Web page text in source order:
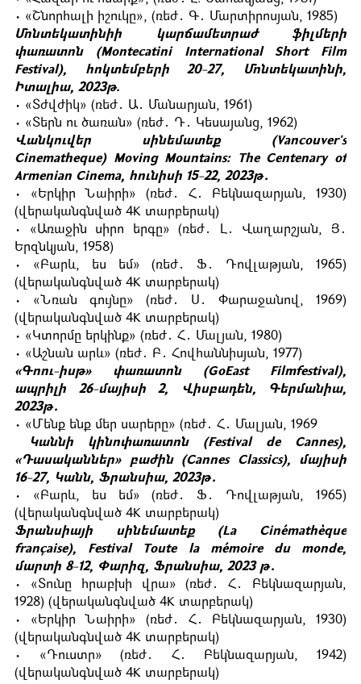
• «Շնորհալի իշուկը», (ռեժ․ Գ․ Մարտիրոսյան, 1985)
Մոնտեկատինիի կարճամետրաժ ֆիլմերի
փառատոն (Montecatini International Short Film
Festival), հոկտեմբերի 20-27, Մոնտեկատինի,
Իտալիա, 2023թ.
• «Տժվժիկ» (ռեժ․ Ա․ Մանարյան, 1961)
• «Տերն ու ծառան» (ռեժ․ Դ․ Կեսայանց, 1962)
Վանկուվեր սինեմատեք (Vancouver's
Cinematheque) Moving Mountains: The Centenary of
Armenian Cinema, հունիսի 15-22, 2023թ․
• «Երկիր Նաիրի» (ռեժ․ Հ․ Բեկնազարյան, 1930)
(վերականգնված 4K տարբերակ)
• «Առաջին սիրո երգը» (ռեժ․ Լ․ Վաղարշյան, Յ․
Երզնկյան, 1958)
• «Բարև, ես եմ» (ռեժ․ Ֆ․ Դովլաթյան, 1965)
(վերականգնված 4K տարբերակ)
• «Նռան գույնը» (ռեժ․ Ս․ Փարաջանով, 1969)
(վերականգնված 4K տարբերակ)
• «Կտորմը երկինք» (ռեժ․ Հ․ Մալյան, 1980)
• «Աշնան արև» (ռեժ․ Բ․ Հովհաննիսյան, 1977)
«Գոու-իսթ» փառատոն (GoEast Filmfestival),
ապրիլի 26-մայիսի 2, Վիսբադեն, Գերմանիա,
2023թ․
• «Մենք ենք մեր սարերը» (ռեժ․ Հ․ Մալյան, 1969
Կաննի կինոփառատոն (Festival de Cannes),
«Դասականներ» բաժին (Cannes Classics), մայիսի
16-27, Կանն, Ֆրանսիա, 2023թ․
• «Բարև, ես եմ» (ռեժ․ Ֆ․ Դովլաթյան, 1965)
(վերականգնված 4K տարբերակ)
Ֆրանսիայի սինեմատեք (La Cinémathèque
française), Festival Toute la mémoire du monde,
մարտի 8-12, Փարիզ, Ֆրանսիա, 2023 թ․
• «Տունը հրաբխի վրա» (ռեժ․ Հ․ Բեկնազարյան,
1928) (վերականգնված 4K տարբերակ)
• «Երկիր Նաիրի» (ռեժ․ Հ․ Բեկնազարյան, 1930)
(վերականգնված 4K տարբերակ)
• «Դուստր» (ռեժ․ Հ․ Բեկնազարյան, 1942)
(վերականգնված 4K տարբերակ)